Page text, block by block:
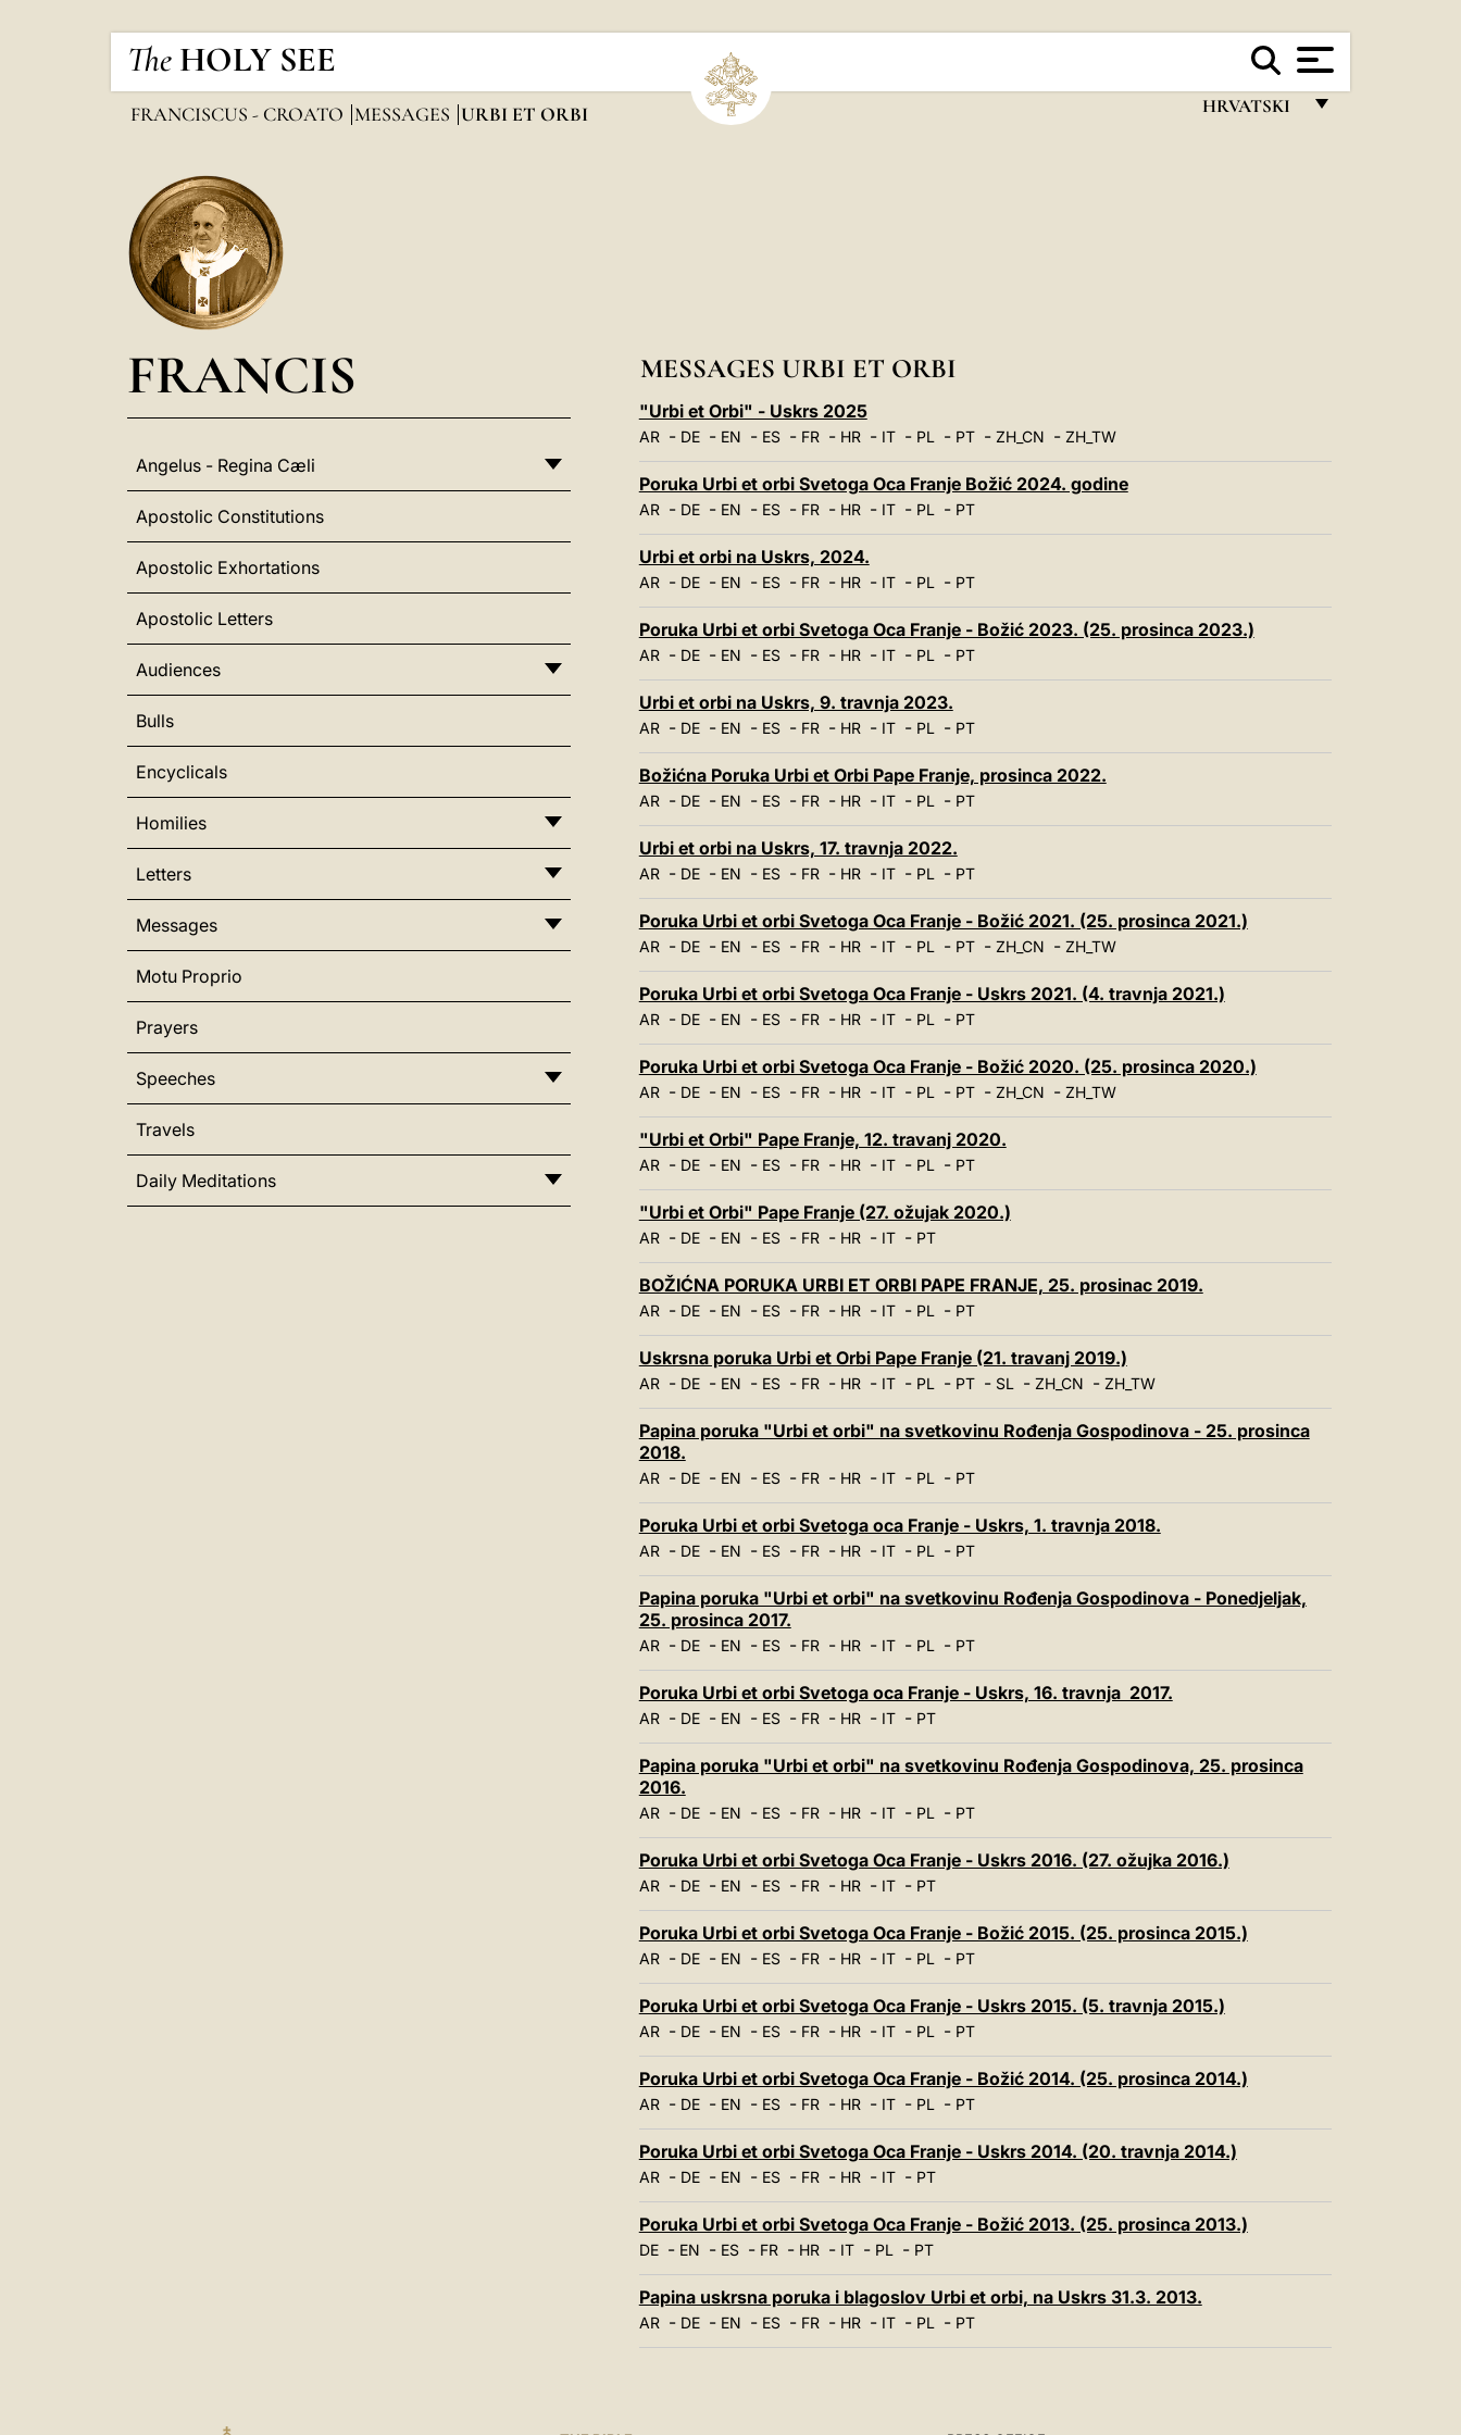
The HOLY SEE
HRVATSKI
LATINE
FRANCISCUS - CROATO MESSAGES URBI ET ORBI
FRANCIS
Angelus - Regina Cæli
Apostolic Constitutions
Apostolic Exhortations
Apostolic Letters
Audiences
Bulls
Encyclicals
Homilies
Letters
Messages
Motu Proprio
Prayers
Speeches
Travels
Daily Meditations
MESSAGES URBI ET ORBI
"Urbi et Orbi" - Uskrs 2025
AR- DE- EN - ES- FR- HR- IT- PL- PT- ZH_CN - ZH_TW
Poruka Urbi et orbi Svetoga Oca Franje Božić 2024. godine
AR- DE- EN - ES- FR- HR- IT- PL- PT
Urbi et orbi na Uskrs, 2024.
AR- DE- EN - ES- FR- HR- IT- PL- PT
Poruka Urbi et orbi Svetoga Oca Franje - Božić 2023. (25. prosinca 2023.)
AR- DE- EN - ES- FR- HR- IT- PL- PT
Urbi et orbi na Uskrs, 9. travnja 2023.
AR- DE- EN - ES- FR- HR- IT- PL- PT
Božićna Poruka Urbi et Orbi Pape Franje, prosinca 2022.
AR- DE- EN - ES- FR- HR- IT- PL- PT
Urbi et orbi na Uskrs, 17. travnja 2022.
AR- DE- EN - ES- FR- HR- IT- PL- PT
Poruka Urbi et orbi Svetoga Oca Franje - Božić 2021. (25. prosinca 2021.)
AR- DE- EN - ES- FR- HR- IT- PL- PT- ZH_CN - ZH_TW
Poruka Urbi et orbi Svetoga Oca Franje - Uskrs 2021. (4. travnja 2021.)
AR- DE- EN - ES- FR- HR- IT- PL- PT
Poruka Urbi et orbi Svetoga Oca Franje - Božić 2020. (25. prosinca 2020.)
AR- DE- EN - ES- FR- HR- IT- PL- PT- ZH_CN - ZH_TW
"Urbi et Orbi" Pape Franje, 12. travanj 2020.
AR- DE- EN - ES- FR- HR- IT- PL- PT
"Urbi et Orbi" Pape Franje (27. ožujak 2020.)
AR- DE- EN - ES- FR- HR- IT- PT
BOŽIĆNA PORUKA URBI ET ORBI PAPE FRANJE, 25. prosinac 2019.
AR- DE- EN - ES- FR- HR- IT- PL- PT
Uskrsna poruka Urbi et Orbi Pape Franje (21. travanj 2019.)
AR- DE- EN - ES- FR- HR- IT- PL- PT- SL- ZH_CN - ZH_TW
Papina poruka "Urbi et orbi" na svetkovinu Rođenja Gospodinova - 25. prosinca
2018.
AR- DE- EN - ES- FR- HR- IT- PL- PT
Poruka Urbi et orbi Svetoga oca Franje - Uskrs, 1. travnja 2018.
AR- DE- EN - ES- FR- HR- IT- PL- PT
Papina poruka "Urbi et orbi" na svetkovinu Rođenja Gospodinova - Ponedjeljak,
25. prosinca 2017.
AR- DE- EN - ES- FR- HR- IT- PL- PT
Poruka Urbi et orbi Svetoga oca Franje - Uskrs, 16. travnja 2017.
AR- DE- EN - ES- FR- HR- IT- PT
Papina poruka "Urbi et orbi" na svetkovinu Rođenja Gospodinova, 25. prosinca
2016.
AR- DE- EN - ES- FR- HR- IT- PL- PT
Poruka Urbi et orbi Svetoga Oca Franje - Uskrs 2016. (27. ožujka 2016.)
AR- DE- EN - ES- FR- HR- IT- PT
Poruka Urbi et orbi Svetoga Oca Franje - Božić 2015. (25. prosinca 2015.)
AR- DE- EN - ES- FR- HR- IT- PL- PT
Poruka Urbi et orbi Svetoga Oca Franje - Uskrs 2015. (5. travnja 2015.)
AR- DE- EN - ES- FR- HR- IT- PL- PT
Poruka Urbi et orbi Svetoga Oca Franje - Božić 2014. (25. prosinca 2014.)
AR- DE- EN - ES- FR- HR- IT- PL- PT
Poruka Urbi et orbi Svetoga Oca Franje - Uskrs 2014. (20. travnja 2014.)
AR- DE- EN - ES- FR- HR- IT- PT
Poruka Urbi et orbi Svetoga Oca Franje - Božić 2013. (25. prosinca 2013.)
DE- EN - ES- FR- HR- IT- PL- PT
Papina uskrsna poruka i blagoslov Urbi et orbi, na Uskrs 31.3. 2013.
AR- DE- EN - ES- FR- HR- IT- PL- PT